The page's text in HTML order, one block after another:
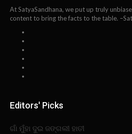
At SatyaSandhana, we put up truly
content to bring the facts to the table.
Editors' Picks
ଗାଁ ମୁଁହା ଦୁଇ ଜଙ୍ଗଲୀ ହାତୀ